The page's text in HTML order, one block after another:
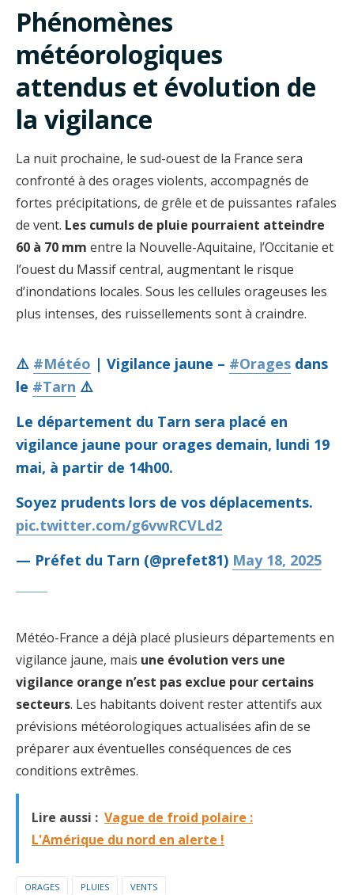
Phénomènes
météorologiques
attendus et évolution de
la vigilance
La nuit prochaine, le sud-ouest de la France sera
confronté à des orages violents, accompagnés de
fortes précipitations, de grêle et de puissantes rafales
de vent. Les cumuls de pluie pourraient atteindre
60 à 70 mm entre la Nouvelle-Aquitaine, l’Occitanie et
l’ouest du Massif central, augmentant le risque
d’inondations locales. Sous les cellules orageuses les
plus intenses, des ruissellements sont à craindre.
⚠️ #Météo | Vigilance jaune – #Orages dans
le #Tarn ⚠️
Le département du Tarn sera placé en
vigilance jaune pour orages demain, lundi 19
mai, à partir de 14h00.
Soyez prudents lors de vos déplacements.
pic.twitter.com/g6vwRCVLd2
— Préfet du Tarn (@prefet81) May 18, 2025
Météo-France a déjà placé plusieurs départements en
vigilance jaune, mais une évolution vers une
vigilance orange n’est pas exclue pour certains
secteurs. Les habitants doivent rester attentifs aux
prévisions météorologiques actualisées afin de se
préparer aux éventuelles conséquences de ces
conditions extrêmes.
Lire aussi : Vague de froid polaire :
L'Amérique du nord en alerte !
ORAGES PLUIES VENTS